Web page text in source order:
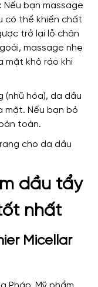
Nếu bạn massage
có thể khiến chất
trở lại lỗ chân
massage nhẹ
mặt khô ráo khi
(nhũ hóa), da dầu
mặt. Nếu bạn bỏ
toàn.
dầu tẩy
nhất
Micellar